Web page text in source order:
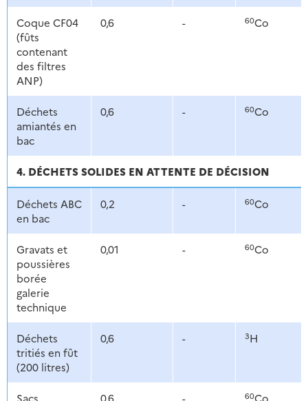
Coque CF04
(fûts
contenant
des filtres
ANP)
0,6 - 60Co
Déchets
amiantés en
bac
0,6 - 60Co
4. DÉCHETS SOLIDES EN ATTENTE DE DÉCISION
Déchets ABC
en bac
0,2 - 60Co
Gravats et
poussières
borée
galerie
technique
0,01 - 60Co
Déchets
tritiés en fût
(200 litres)
0,6 - 3H
Sacs
0,6 - 60Co